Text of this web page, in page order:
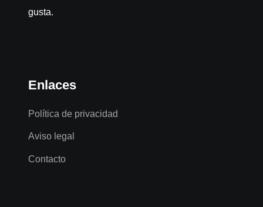
gusta.
Enlaces
Política de privacidad
Aviso legal
Contacto